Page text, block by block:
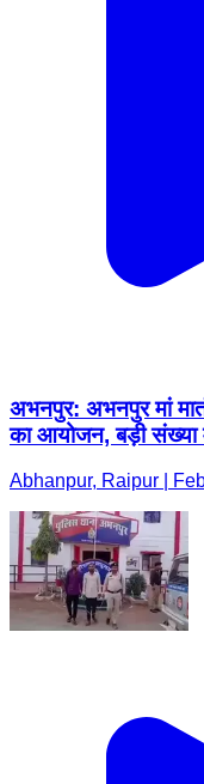
अभनपुर: अभनपुर मां
का आयोजन, बड़ी संख्या
Abhanpur, Raipur |